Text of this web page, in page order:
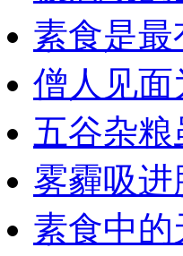
素食是
僧人见面
五谷杂
雾霾吸
素食中